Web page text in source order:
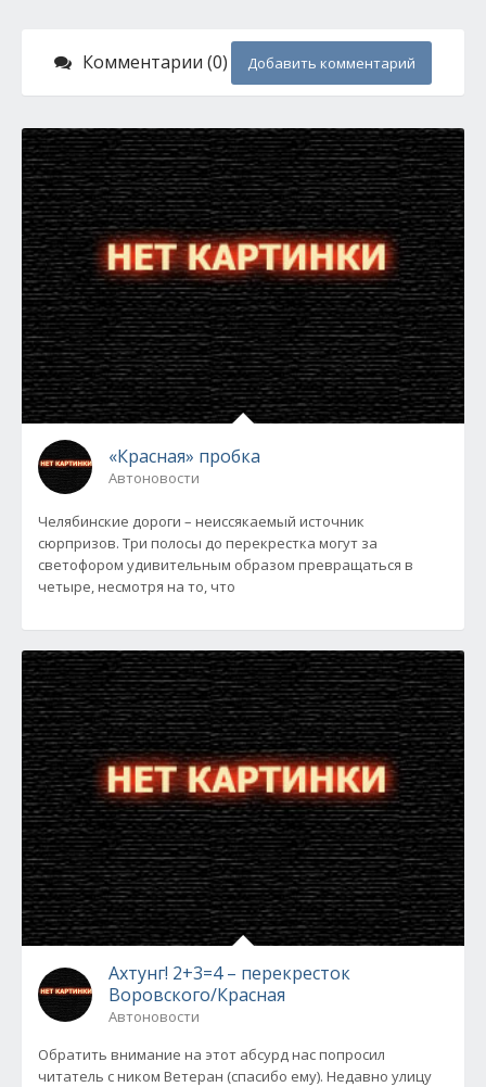
Комментарии (0) Добавить комментарий
«Красная» пробка
Автоновости
Челябинские дороги – неиссякаемый источник
сюрпризов. Три полосы до перекрестка могут за
светофором удивительным образом превращаться в
четыре, несмотря на то, что
Ахтунг! 2+3=4 – перекресток
Воровского/Красная
Автоновости
Обратить внимание на этот абсурд нас попросил
читатель с ником Ветеран (спасибо ему). Недавно улицу